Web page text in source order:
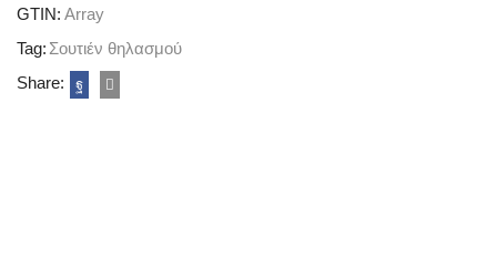
GTIN: Array
Tag:Σουτιέν θηλασμού
Share: